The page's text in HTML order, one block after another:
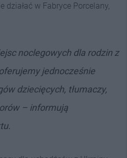
działać w Fabryce Porcelany,
noclegowych dla rodzin z
jednocześnie
dziecięcych, tłumaczy,
– informują